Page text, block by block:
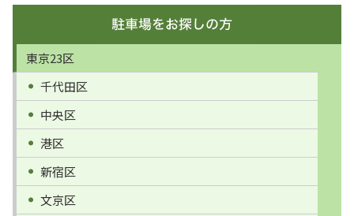
東京23区
千代田区
中央区
港区
新宿区
文京区